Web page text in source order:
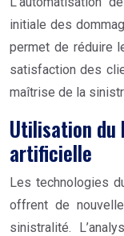
initiale des
permet de réduire
satisfaction des
maîtrise de la
Utilisation du
artificielle
Les technologies
offrent de
sinistralité.